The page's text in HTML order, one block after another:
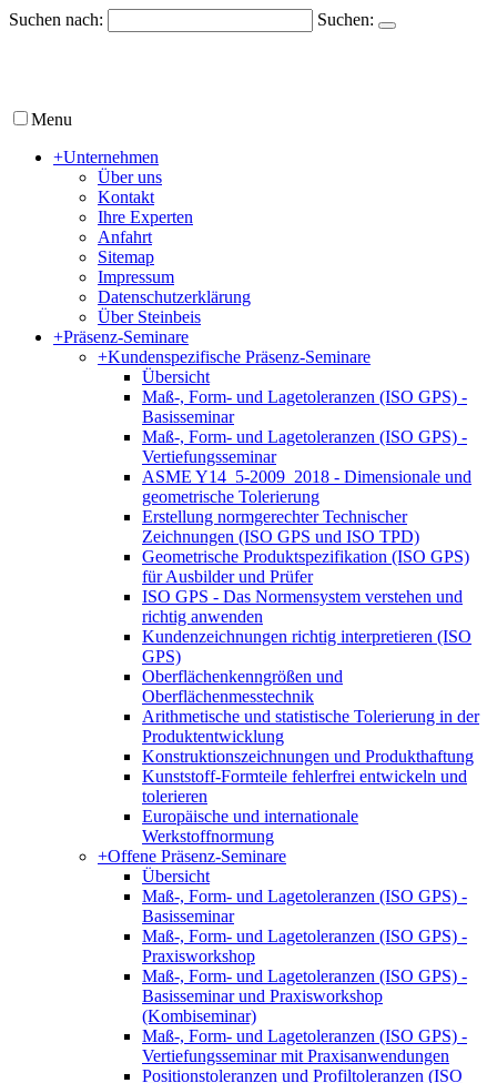
Suchen nach: Suchen:
Menu
+Unternehmen
Über uns
Kontakt
Ihre Experten
Anfahrt
Sitemap
Impressum
Datenschutzerklärung
Über Steinbeis
+Präsenz-Seminare
+Kundenspezifische Präsenz-Seminare
Übersicht
Maß-, Form- und Lagetoleranzen (ISO GPS) -
Basisseminar
Maß-, Form- und Lagetoleranzen (ISO GPS) -
Vertiefungsseminar
ASME Y14_5-2009_2018 - Dimensionale und
geometrische Tolerierung
Erstellung normgerechter Technischer
Zeichnungen (ISO GPS und ISO TPD)
Geometrische Produktspezifikation (ISO GPS)
für Ausbilder und Prüfer
ISO GPS - Das Normensystem verstehen und
richtig anwenden
Kundenzeichnungen richtig interpretieren (ISO
GPS)
Oberflächenkenngrößen und
Oberflächenmesstechnik
Arithmetische und statistische Tolerierung in der
Produktentwicklung
Konstruktionszeichnungen und Produkthaftung
Kunststoff-Formteile fehlerfrei entwickeln und
tolerieren
Europäische und internationale
Werkstoffnormung
+Offene Präsenz-Seminare
Übersicht
Maß-, Form- und Lagetoleranzen (ISO GPS) -
Basisseminar
Maß-, Form- und Lagetoleranzen (ISO GPS) -
Praxisworkshop
Maß-, Form- und Lagetoleranzen (ISO GPS) -
Basisseminar und Praxisworkshop
(Kombiseminar)
Maß-, Form- und Lagetoleranzen (ISO GPS) -
Vertiefungsseminar mit Praxisanwendungen
Positionstoleranzen und Profiltoleranzen (ISO